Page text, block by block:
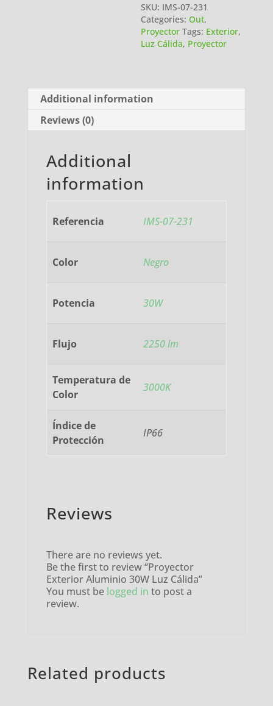
SKU: IMS-07-231
Categories:Out,
Proyector Tags: Exterior,
Luz Cálida, Proyector
Additional information
Reviews (0)
Additional
information
Referencia IMS-07-231
Color Negro
Potencia 30W
Flujo 2250 lm
Temperatura de
Color
3000K
Índice de
Protección
IP66
Reviews
There are no reviews yet.
Be the first to review “Proyector
Exterior Aluminio 30W Luz Cálida”
You must be logged in to post a
review.
Related products